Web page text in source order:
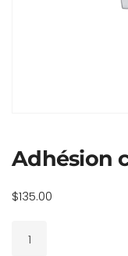
Adhésion
$135.00